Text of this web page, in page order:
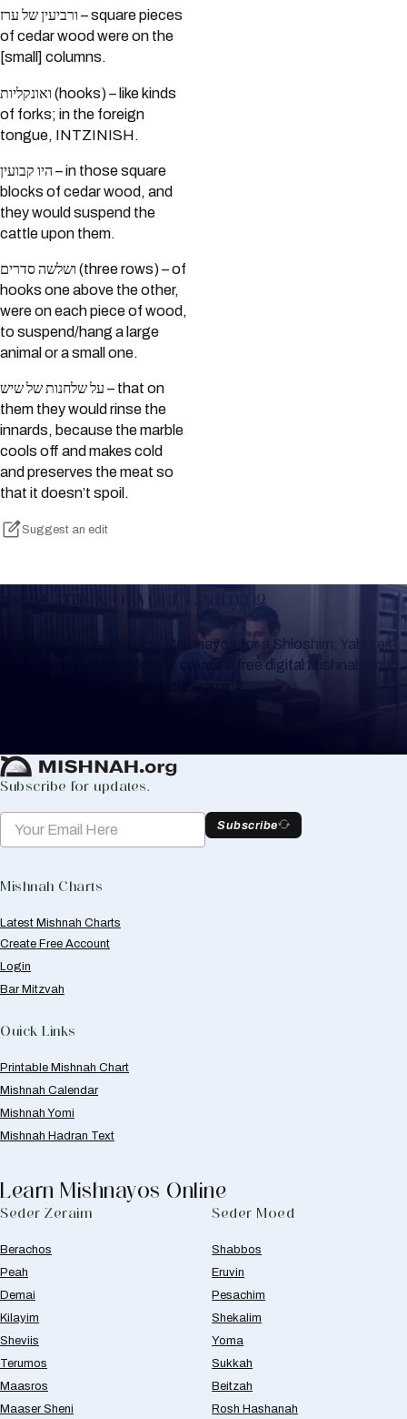
ורביעין של ערז – square pieces
of cedar wood were on the
[small] columns.
ואונקליות (hooks) – like kinds
of forks; in the foreign
tongue, INTZINISH.
היו קבועין – in those square
blocks of cedar wood, and
they would suspend the
cattle upon them.
ושלשה סדרים (three rows) – of
hooks one above the other,
were on each piece of wood,
to suspend/hang a large
animal or a small one.
על שלחנות של שיש – that on
them they would rinse the
innards, because the marble
cools off and makes cold
and preserves the meat so
that it doesn’t spoil.
Suggest an edit
Keep Track of your Learning
Whether you are learning Mishnayos for a Shloshim, Yahrzeit
or for your own knowledge, create a free digital Mishnah chart
to help you keep track of your learning.
Subscribe for updates.
Subscribe
Mishnah Charts
Latest Mishnah Charts
Create Free Account
Login
Bar Mitzvah
Quick Links
Printable Mishnah Chart
Mishnah Calendar
Mishnah Yomi
Mishnah Hadran Text
Learn Mishnayos Online
Seder Zeraim
Berachos
Peah
Demai
Kilayim
Sheviis
Terumos
Maasros
Maaser Sheni
Seder Moed
Shabbos
Eruvin
Pesachim
Shekalim
Yoma
Sukkah
Beitzah
Rosh Hashanah